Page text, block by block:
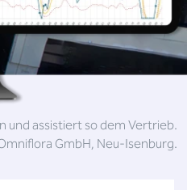
und assistiert so dem Vertrieb.
GmbH, Neu-Isenburg.